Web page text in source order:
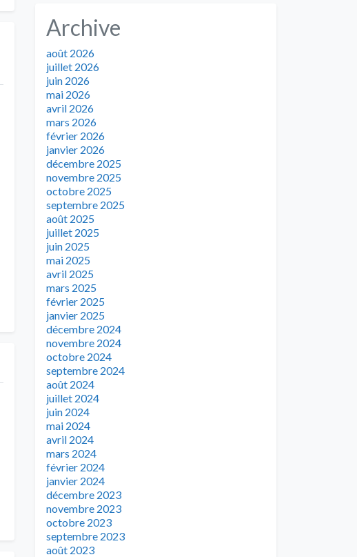
Archive
août 2026
juillet 2026
juin 2026
mai 2026
avril 2026
mars 2026
février 2026
janvier 2026
décembre 2025
novembre 2025
octobre 2025
septembre 2025
août 2025
juillet 2025
juin 2025
mai 2025
avril 2025
mars 2025
février 2025
janvier 2025
décembre 2024
novembre 2024
octobre 2024
septembre 2024
août 2024
juillet 2024
juin 2024
mai 2024
avril 2024
mars 2024
février 2024
janvier 2024
décembre 2023
novembre 2023
octobre 2023
septembre 2023
août 2023